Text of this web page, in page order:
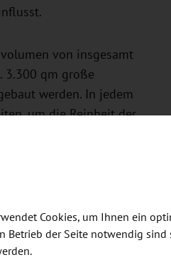
von insgesamt
3.300 qm große
werden. In jedem
um die Reinheit der
sowie eine
werden
Mechaniker,
Cookies, um Ihnen ein
Betrieb der Seite notwendig